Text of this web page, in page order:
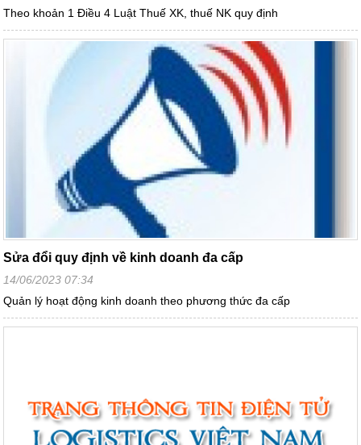
Theo khoản 1 Điều 4 Luật Thuế XK, thuế NK quy định
Sửa đổi quy định về kinh doanh đa cấp
14/06/2023 07:34
Quản lý hoạt động kinh doanh theo phương thức đa cấp